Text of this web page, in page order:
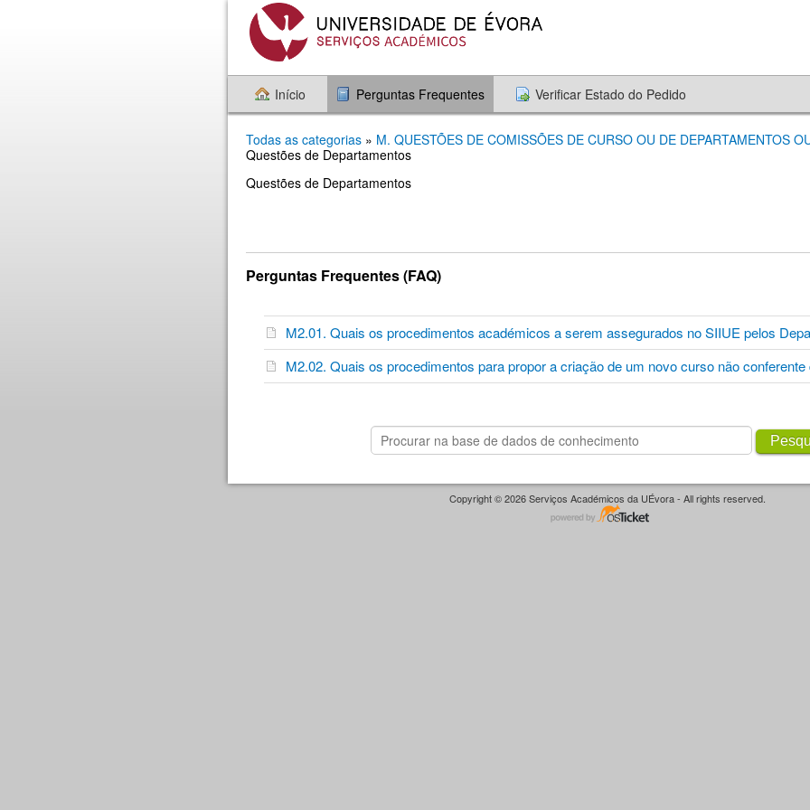
Início Perguntas Frequentes Verificar Estado do Pedido
Todas as categorias » M. QUESTÕES DE COMISSÕES DE CURSO OU DE DEPARTAMENTOS
Questões de Departamentos​
Questões de Departamentos
Perguntas Frequentes (FAQ)
M2.01. Quais os procedimentos académicos a serem assegurados no SIIUE pelos
M2.02. Quais os procedimentos para propor a criação de um novo curso não
Copyright © 2026 Serviços Académicos da UÉvora - All rights reserved.